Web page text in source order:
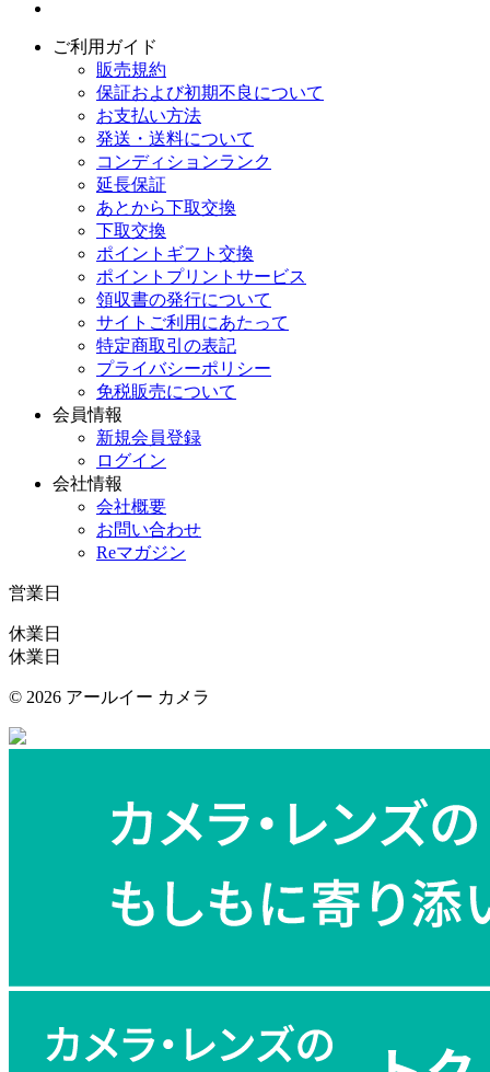
ご利用ガイド
販売規約
保証および初期不良について
お支払い方法
発送・送料について
コンディションランク
延長保証
あとから下取交換
下取交換
ポイントギフト交換
ポイントプリントサービス
領収書の発行について
サイトご利用にあたって
特定商取引の表記
プライバシーポリシー
免税販売について
会員情報
新規会員登録
ログイン
会社情報
会社概要
お問い合わせ
Reマガジン
営業日
休業日
休業日
© 2026 アールイー カメラ